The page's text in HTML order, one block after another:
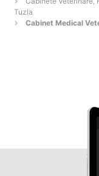
Tuzla
Cabinet Medical